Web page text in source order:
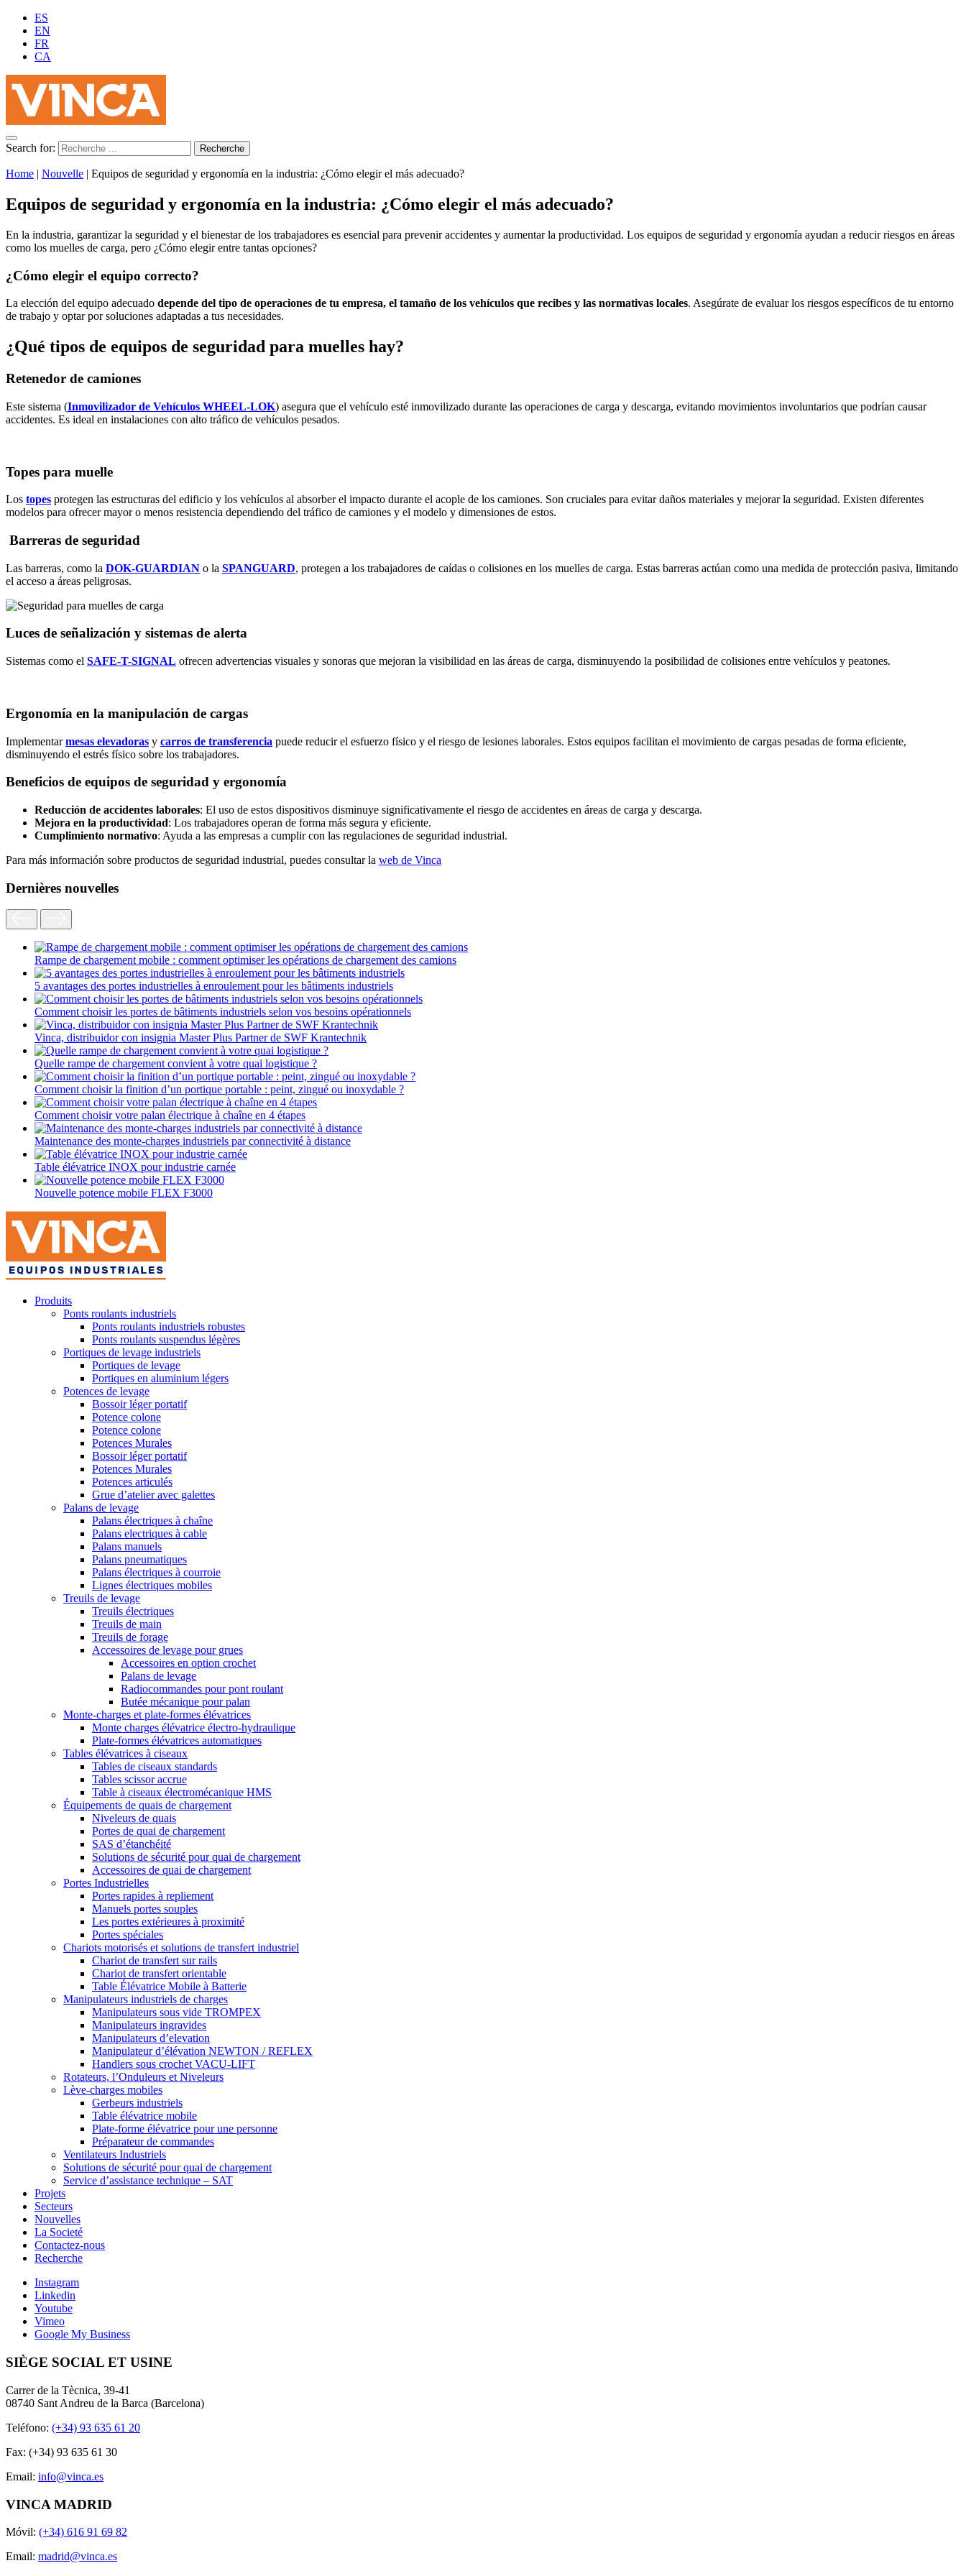
ES
EN
FR
CA
Search for:
Home | Nouvelle | Equipos de seguridad y ergonomía en la industria: ¿Cómo elegir el más adecuado?
Equipos de seguridad y ergonomía en la industria: ¿Cómo elegir el más adecuado?
En la industria, garantizar la seguridad y el bienestar de los trabajadores es esencial para prevenir accidentes y aumentar la productividad. Los equipos de seguridad y ergonomía ayudan a reducir riesgos en áreas
como los muelles de carga, pero ¿Cómo elegir entre tantas opciones?
¿Cómo elegir el equipo correcto?
La elección del equipo adecuado depende del tipo de operaciones de tu empresa, el tamaño de los vehículos que recibes y las normativas locales. Asegúrate de evaluar los riesgos específicos de tu entorno
de trabajo y optar por soluciones adaptadas a tus necesidades.
¿Qué tipos de equipos de seguridad para muelles hay?
Retenedor de camiones
Este sistema (Inmovilizador de Vehículos WHEEL-LOK) asegura que el vehículo esté inmovilizado durante las operaciones de carga y descarga, evitando movimientos involuntarios que podrían causar
accidentes. Es ideal en instalaciones con alto tráfico de vehículos pesados.
Topes para muelle
Los topes protegen las estructuras del edificio y los vehículos al absorber el impacto durante el acople de los camiones. Son cruciales para evitar daños materiales y mejorar la seguridad. Existen diferentes
modelos para ofrecer mayor o menos resistencia dependiendo del tráfico de camiones y el modelo y dimensiones de estos.
Barreras de seguridad
Las barreras, como la DOK-GUARDIAN o la SPANGUARD, protegen a los trabajadores de caídas o colisiones en los muelles de carga. Estas barreras actúan como una medida de protección pasiva, limitando
el acceso a áreas peligrosas.
Luces de señalización y sistemas de alerta
Sistemas como el SAFE-T-SIGNAL ofrecen advertencias visuales y sonoras que mejoran la visibilidad en las áreas de carga, disminuyendo la posibilidad de colisiones entre vehículos y peatones.
Ergonomía en la manipulación de cargas
Implementarmesas elevadoras y carros de transferencia puede reducir el esfuerzo físico y el riesgo de lesiones laborales. Estos equipos facilitan el movimiento de cargas pesadas de forma eficiente,
disminuyendo el estrés físico sobre los trabajadores.
Beneficios de equipos de seguridad y ergonomía
Reducción de accidentes laborales: El uso de estos dispositivos disminuye significativamente el riesgo de accidentes en áreas de carga y descarga.
Mejora en la productividad: Los trabajadores operan de forma más segura y eficiente.
Cumplimiento normativo: Ayuda a las empresas a cumplir con las regulaciones de seguridad industrial.
Para más información sobre productos de seguridad industrial, puedes consultar la web de Vinca
Dernières nouvelles
Rampe de chargement mobile : comment optimiser les opérations de chargement des camions
5 avantages des portes industrielles à enroulement pour les bâtiments industriels
Comment choisir les portes de bâtiments industriels selon vos besoins opérationnels
Vinca, distribuidor con insignia Master Plus Partner de SWF Krantechnik
Quelle rampe de chargement convient à votre quai logistique ?
Comment choisir la finition d’un portique portable : peint, zingué ou inoxydable ?
Comment choisir votre palan électrique à chaîne en 4 étapes
Maintenance des monte-charges industriels par connectivité à distance
Table élévatrice INOX pour industrie carnée
Nouvelle potence mobile FLEX F3000
Produits
Ponts roulants industriels
Ponts roulants industriels robustes
Ponts roulants suspendus légères
Portiques de levage industriels
Portiques de levage
Portiques en aluminium légers
Potences de levage
Bossoir léger portatif
Potence colone
Potence colone
Potences Murales
Bossoir léger portatif
Potences Murales
Potences articulés
Grue d’atelier avec galettes
Palans de levage
Palans électriques à chaîne
Palans electriques à cable
Palans manuels
Palans pneumatiques
Palans électriques à courroie
Lignes électriques mobiles
Treuils de levage
Treuils électriques
Treuils de main
Treuils de forage
Accessoires de levage pour grues
Accessoires en option crochet
Palans de levage
Radiocommandes pour pont roulant
Butée mécanique pour palan
Monte-charges et plate-formes élévatrices
Monte charges élévatrice électro-hydraulique
Plate-formes élévatrices automatiques
Tables élévatrices à ciseaux
Tables de ciseaux standards
Tables scissor accrue
Table à ciseaux électromécanique HMS
Équipements de quais de chargement
Niveleurs de quais
Portes de quai de chargement
SAS d’étanchéité
Solutions de sécurité pour quai de chargement
Accessoires de quai de chargement
Portes Industrielles
Portes rapides à repliement
Manuels portes souples
Les portes extérieures à proximité
Portes spéciales
Chariots motorisés et solutions de transfert industriel
Chariot de transfert sur rails
Chariot de transfert orientable
Table Élévatrice Mobile à Batterie
Manipulateurs industriels de charges
Manipulateurs sous vide TROMPEX
Manipulateurs ingravides
Manipulateurs d’elevation
Manipulateur d’élévation NEWTON / REFLEX
Handlers sous crochet VACU-LIFT
Rotateurs, l’Onduleurs et Niveleurs
Lève-charges mobiles
Gerbeurs industriels
Table élévatrice mobile
Plate-forme élévatrice pour une personne
Préparateur de commandes
Ventilateurs Industriels
Solutions de sécurité pour quai de chargement
Service d’assistance technique – SAT
Projets
Secteurs
Nouvelles
La Societé
Contactez-nous
Recherche
Instagram
Linkedin
Youtube
Vimeo
Google My Business
SIÈGE SOCIAL ET USINE
Carrer de la Tècnica, 39-41
08740 Sant Andreu de la Barca (Barcelona)
Teléfono: (+34) 93 635 61 20
Fax: (+34) 93 635 61 30
Email: info@vinca.es
VINCA MADRID
Móvil: (+34) 616 91 69 82
Email: madrid@vinca.es